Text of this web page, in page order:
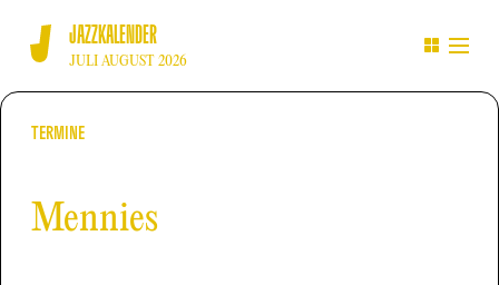
JAZZKALENDER
JULI AUGUST 2026
TERMINE
Mennies